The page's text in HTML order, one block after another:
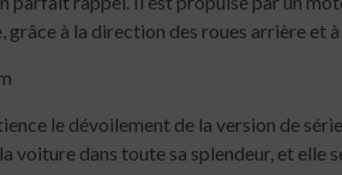
à la direction des roues arrière et
le dévoilement de la version de
voiture dans toute sa splendeur, et elle